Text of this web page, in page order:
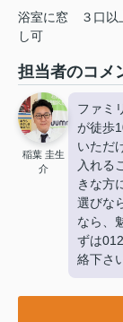
浴室に窓 ３口以
し可
担当者のコメ
稲葉 圭生
介
ファミ
が徒歩
いただ
入れる
きな方
選びな
なら、
ずは
絡下さ